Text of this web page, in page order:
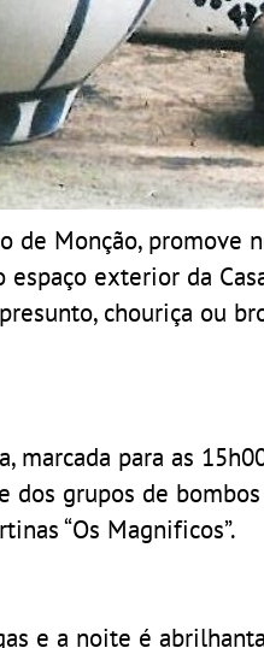
de Monção, promove
exterior da
chouriça ou
para as
grupos de
“Os Magnificos”.
e a noite é